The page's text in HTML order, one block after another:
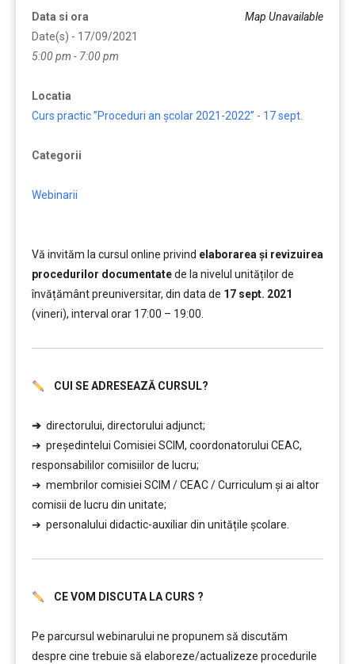
Map Unavailable
Data si ora
Date(s) - 17/09/2021
5:00 pm - 7:00 pm
Locatia
Curs practic ”Proceduri an școlar 2021-2022” - 17 sept.
Categorii
Webinarii
Vă invităm la cursul online privind elaborarea și revizuirea
procedurilor documentatede la nivelul unităților de
învățământ preuniversitar, din data de 17 sept. 2021
(vineri), interval orar 17:00 – 19:00.
CUI SE ADRESEAZĂ CURSUL?
➔ directorului, directorului adjunct;
➔ președintelui Comisiei SCIM, coordonatorului CEAC,
responsabililor comisiilor de lucru;
➔ membrilor comisiei SCIM / CEAC / Curriculum și ai altor
comisii de lucru din unitate;
➔ personalului didactic-auxiliar din unitățile școlare.
CE VOM DISCUTA LA CURS ?
Pe parcursul webinarului ne propunem să discutăm
despre cine trebuie să elaboreze/actualizeze procedurile